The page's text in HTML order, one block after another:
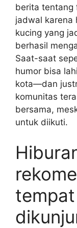
berita tentang
jadwal karena
kucing yang
berhasil
Saat-saat
humor bisa
kota—dan
komunitas
bersama,
untuk diikuti.